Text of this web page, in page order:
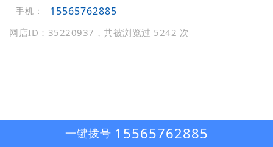
手机： 15565762885
网店ID：35220937，共被浏览过 5242 次
一键拨号 15565762885